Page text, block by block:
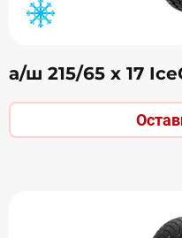
а/ш 215/65 х 17